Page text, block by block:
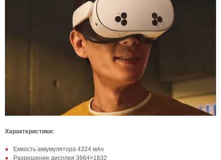
Характеристики:
Емкость аккумулятора 4324 мАч
Разрешение дисплея 3664×1832